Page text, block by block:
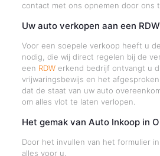
contact met ons opnemen door ons
Uw auto verkopen aan een
Voor een soepele verkoop heeft u
nodig, die wij direct regelen bij de
een RDWerkend bedrijf ontvangt u
vrijwaringsbewijs en het
dat de staat van uw auto
om alles vlot te laten verlopen.
Het gemak van Auto Inkoop in
Door het invullen van het formulier
alles voor u.